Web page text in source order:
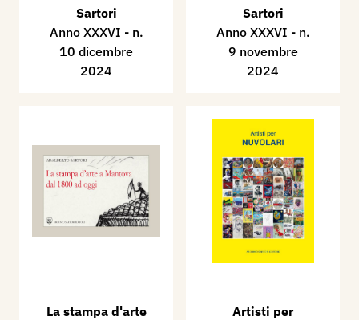
Sartori
Anno XXXVI - n.
10 dicembre
2024
Sartori
Anno XXXVI - n.
9 novembre
2024
La stampa d'arte
​Artisti per